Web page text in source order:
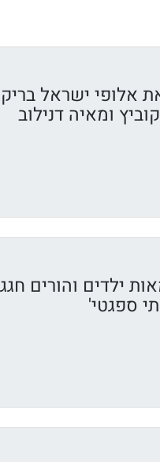
אלופי ישראל
ומאיה דנילוב
ילדים והורים
ספגטי'